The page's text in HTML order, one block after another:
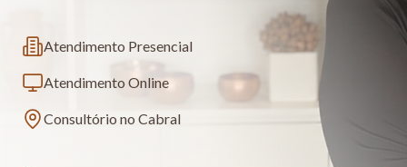
Atendimento Presencial
Atendimento Online
Consultório no Cabral